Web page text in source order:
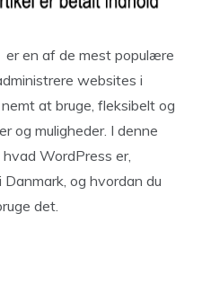
er en af de mest populære
websites i
at bruge, fleksibelt og
og muligheder. I denne
WordPress er,
og hvordan du
det.